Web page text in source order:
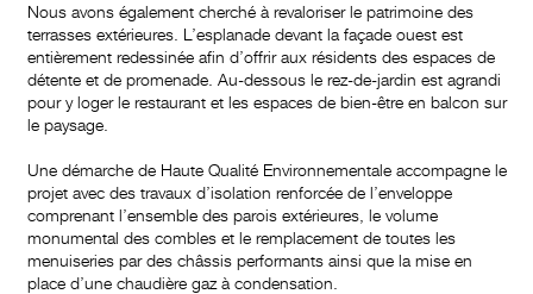
Nous avons également cherché à revaloriser le patrimoine des
terrasses extérieures. L’esplanade devant la façade ouest est
entièrement redessinée afin d’offrir aux résidents des espaces de
détente et de promenade. Au-dessous le rez-de-jardin est agrandi
pour y loger le restaurant et les espaces de bien-être en balcon sur
le paysage.
Une démarche de Haute Qualité Environnementale accompagne le
projet avec des travaux d’isolation renforcée de l’enveloppe
comprenant l’ensemble des parois extérieures, le volume
monumental des combleset le remplacement de toutes les
menuiseries par des châssis performants ainsi que la mise en
place d’une chaudière gaz à condensation.